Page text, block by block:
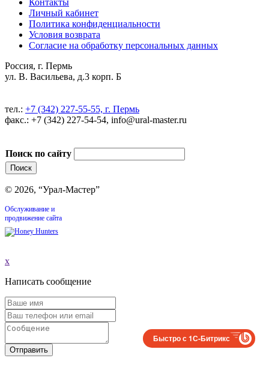
Контакты
Личный кабинет
Политика конфиденциальности
Условия возврата
Согласие на обработку персональных данных
Россия, г. Пермь
ул. В. Васильева, д.3 корп. Б
тел.: +7 (342) 227-55-55, г. Пермь
факс.: +7 (342) 227-54-54, info@ural-master.ru
Поиск по сайту
© 2026, “Урал-Мастер”
Обслуживание и
продвижение сайта
x
Написать сообщение
Отправить
Быстро с 1С-Битрикс